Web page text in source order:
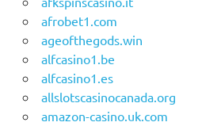
afrobet1.com
ageofthegods.win
alfcasino1.be
alfcasino1.es
allslotscasinocanada.org
amazon-casino.uk.com